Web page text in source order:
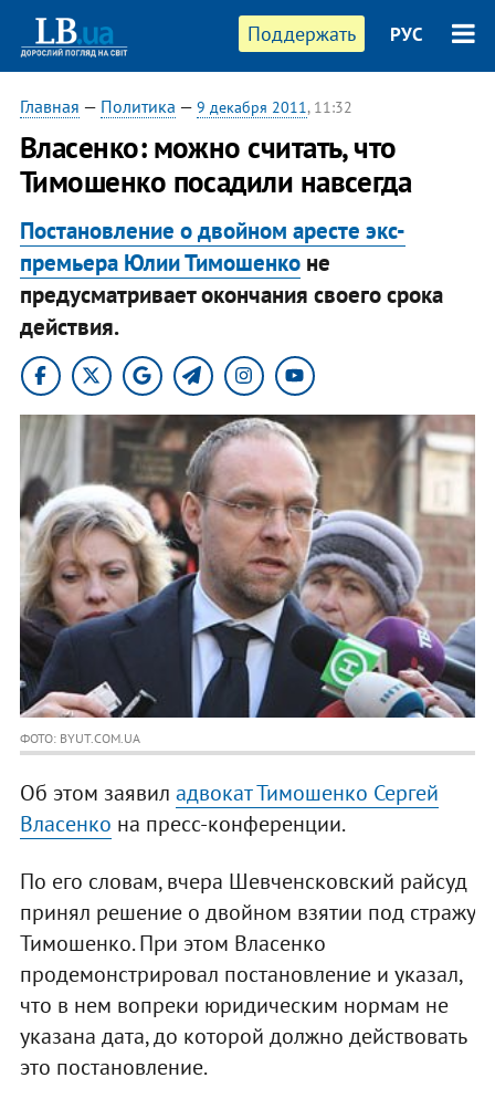
Поддержать РУС
Главная — Политика — 9 декабря 2011, 11:32
​Власенко: можно считать, что
Тимошенко посадили навсегда
Постановление о двойном аресте экс-
премьера Юлии Тимошенконе
предусматривает окончания своего срока
действия.
ФОТО: BYUT.COM.UA
Об этом заявил адвокат Тимошенко Сергей
Власенко на пресс-конференции.
По его словам, вчера Шевченсковский райсуд
принял решение о двойном взятии под стражу
Тимошенко. При этом Власенко
продемонстрировал постановление и указал,
что в нем вопреки юридическим нормам не
указана дата, до которой должно действовать
это постановление.